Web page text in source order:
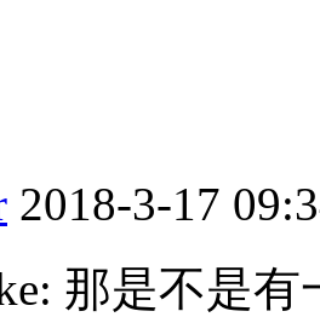
2018-3-17
那是不是